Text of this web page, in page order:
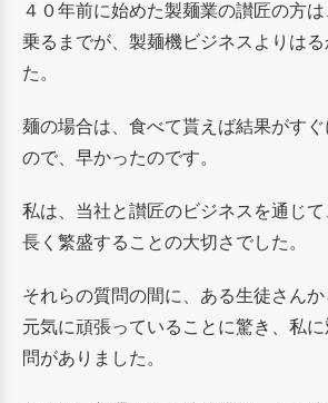
４０年前に始めた製麺業の讃匠の方
乗るまでが、製麺機ビジネスよりは
た。
麺の場合は、食べて貰えば結果がす
ので、早かったのです。
私は、当社と讃匠のビジネスを通じ
長く繁盛することの大切さでした。
それらの質問の間に、ある生徒さん
元気に頑張っていることに驚き、私
問がありました。